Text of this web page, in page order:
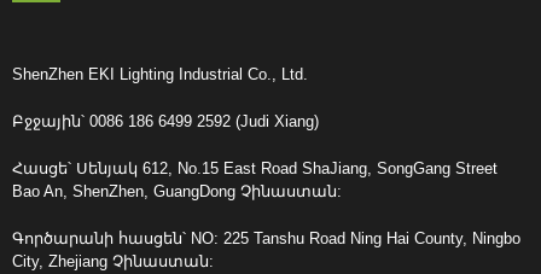
ShenZhen EKI Lighting Industrial Co., Ltd.
Բջջային՝ 0086 186 6499 2592 (Judi Xiang)
Հասցե՝ Սենյակ 612, No.15 East Road ShaJiang, SongGang Street
Bao An, ShenZhen, GuangDong Չինաստան:
Գործարանի հասցեն՝ NO: 225 Tanshu Road Ning Hai County, Ningbo
City, Zhejiang Չինաստան: